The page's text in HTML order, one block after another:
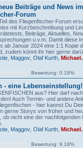
Beiträge und News
Forum
des Fliegenfischer-Forum
mit Kurzbeschreibung und
Beiträge, Aktuelles,
u.v.m. Damit diese
ab Januar 2024 eine 1:1 Kopie
zudem könnt ihr hier gerne
Maggov Olaf Kurth
Michael.
Bewertung: 0.19%
- eine Lebenseinstellung!
aus? Hier darf
Auch Termin- und andere
- hier kannst Du
gerne Storys von früher und
ob nicht eine der nachfolgenden
Maggov Olaf Kurth
Michael.
Bewertung: 9.18%